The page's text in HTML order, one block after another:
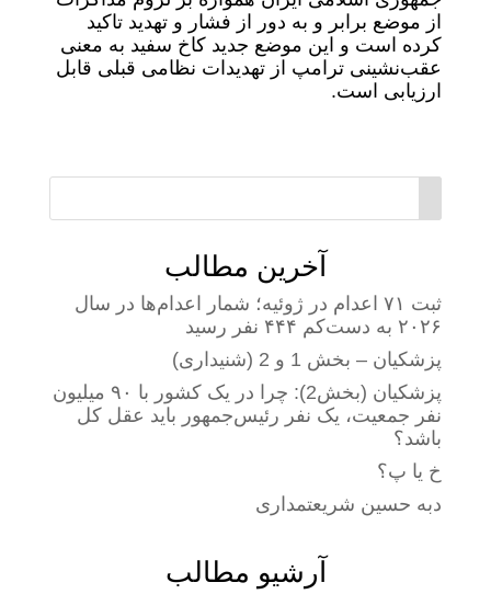
از موضع برابر و به دور از فشار و تهدید تاکید
کرده است و این موضع جدید کاخ سفید به معنی
عقب‌نشینی ترامپ از تهدیدات نظامی قبلی قابل
ارزیابی است.
آخرین مطالب
ثبت ۷۱ اعدام در ژوئیه؛ شمار اعدام‌ها در سال
۲۰۲۶ به دست‌کم ۴۴۴ نفر رسید
پزشکیان – بخش 1 و 2 (شنیداری)
پزشکیان (بخش2): چرا در یک کشور با ۹۰ میلیون
نفر جمعیت، یک نفر رئیس‌جمهور باید عقل کل
باشد؟
خ یا پ؟
دبه حسین شریعتمداری
آرشیو مطالب